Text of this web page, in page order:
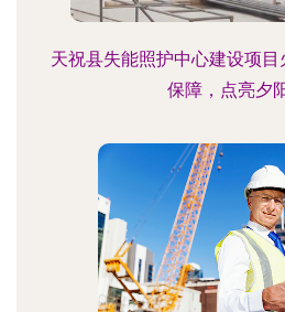
天祝县失能照护中心建设项
保障，点亮夕